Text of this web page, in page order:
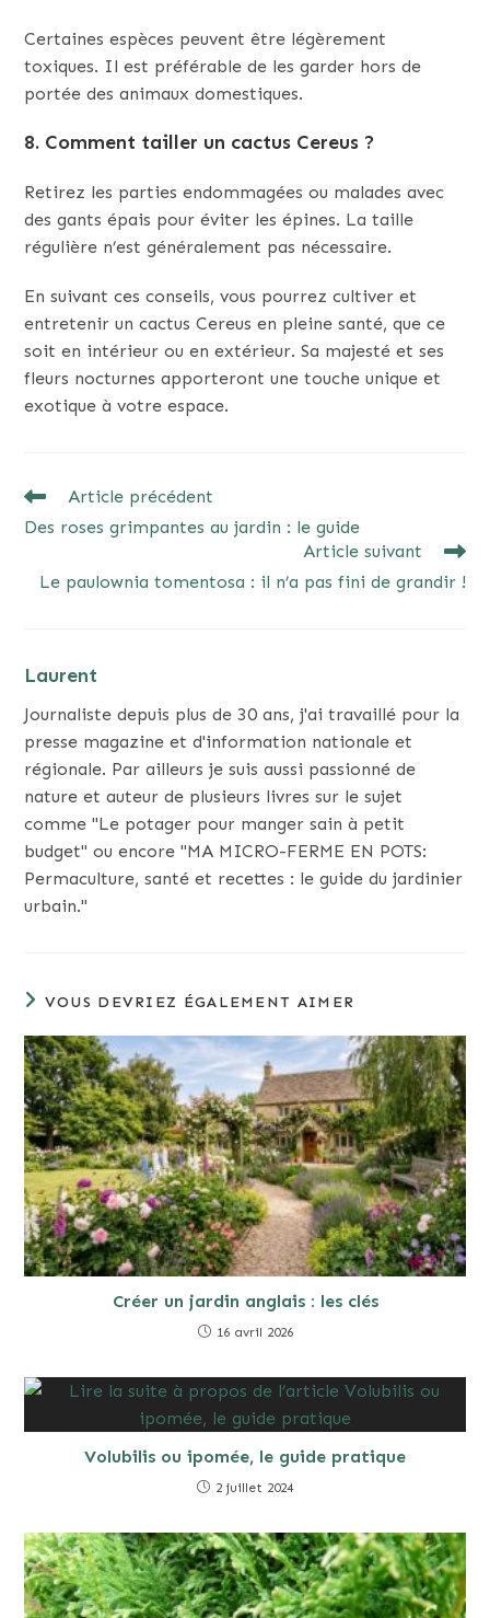
Certaines espèces peuvent être légèrement
toxiques. Il est préférable de les garder hors de
portée des animaux domestiques.
8. Comment tailler un cactus Cereus ?
Retirez les parties endommagées ou malades avec
des gants épais pour éviter les épines. La taille
régulière n’est généralement pas nécessaire.
En suivant ces conseils, vous pourrez cultiver et
entretenir un cactus Cereus en pleine santé, que ce
soit en intérieur ou en extérieur. Sa majesté et ses
fleurs nocturnes apporteront une touche unique et
exotique à votre espace.
READ
ARTICLES
Article précédent
Des roses grimpantes au jardin : le guide
Article suivant
Le paulownia tomentosa : il n’a pas fini de grandir !
Laurent
Journaliste depuis plus de 30 ans, j'ai travaillé pour la
presse magazine et d'information nationale et
régionale. Par ailleurs je suis aussi passionné de
nature et auteur de plusieurs livres sur le sujet
comme "Le potager pour manger sain à petit
budget" ou encore "MA MICRO-FERME EN POTS:
Permaculture, santé et recettes : le guide du jardinier
urbain."
VOUS DEVRIEZ ÉGALEMENT AIMER
Créer un jardin anglais : les clés
16 avril 2026
Volubilis ou ipomée, le guide pratique
2 juillet 2024